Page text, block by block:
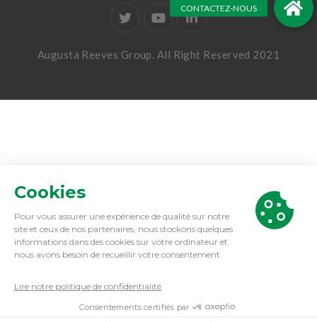
Augusta Reeves Group. All Right Reserved 2021